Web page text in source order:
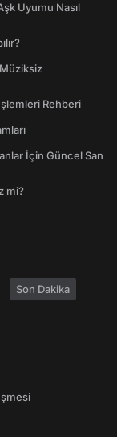
Uyumu Nasıl
Rehberi
İçin Güncel San
mi?
Son Dakika